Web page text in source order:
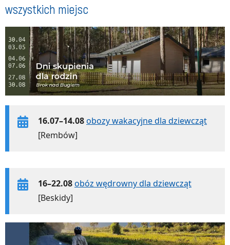
wszystkich miejsc
16.07–14.08obozy wakacyjne dla dziewcząt
[Rembów]
16–22.08obóz wędrowny dla dziewcząt
[Beskidy]